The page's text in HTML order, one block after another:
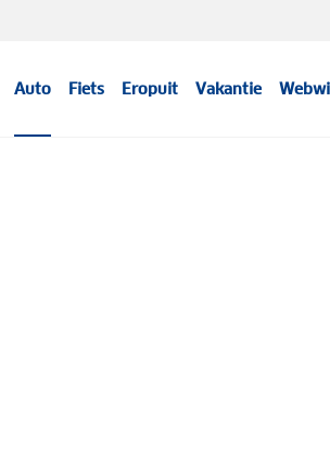
Auto Fiets Eropuit Vakantie